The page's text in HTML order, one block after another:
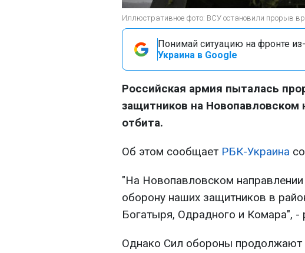
Иллюстративное фото: ВСУ остановили прорыв
Понимай ситуацию на фронте
Украина в Google
Российская армия пыталась
защитников на Новопавловском
отбита.
Об этом сообщает РБК-Украина со
"На Новопавловском
оборону наших защитников в
Богатыря, Одрадного и Комара", -
Однако Сил обороны продолжают